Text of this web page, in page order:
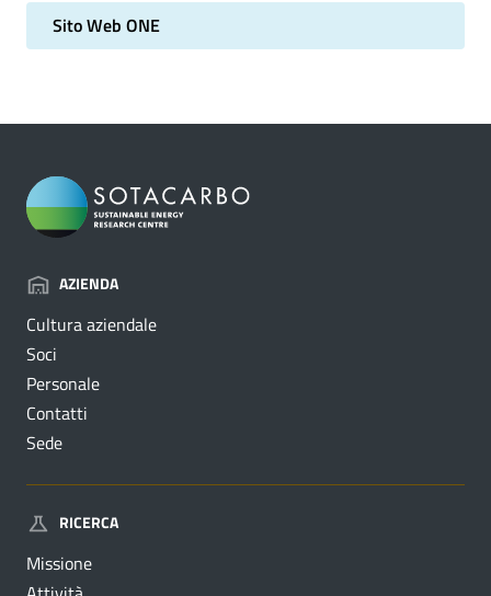
Sito Web ONE
AZIENDA
Cultura aziendale
Soci
Personale
Contatti
Sede
RICERCA
Missione